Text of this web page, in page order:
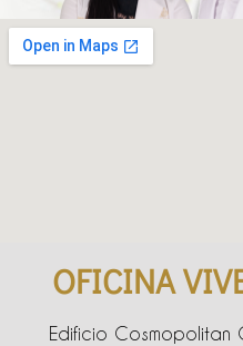
OFICINA
Edificio Cosmopolitan